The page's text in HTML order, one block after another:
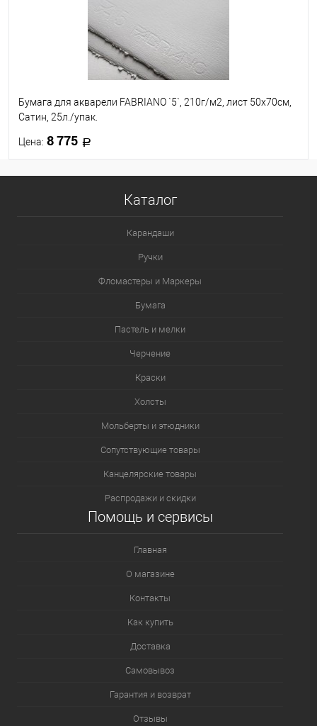
Бумага для акварели FABRIANO `5`, 210г/м2, лист 50x70см,
Сатин, 25л./упак.
Цена: 8 775
Каталог
Карандаши
Ручки
Фломастеры и Маркеры
Бумага
Пастель и мелки
Черчение
Краски
Холсты
Мольберты и этюдники
Сопутствующие товары
Канцелярские товары
Распродажи и скидки
Помощь и сервисы
Главная
О магазине
Контакты
Как купить
Доставка
Самовывоз
Гарантия и возврат
Отзывы